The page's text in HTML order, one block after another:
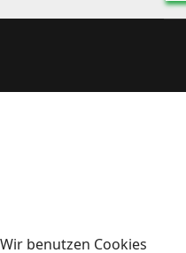
Wir benutzen Cookies